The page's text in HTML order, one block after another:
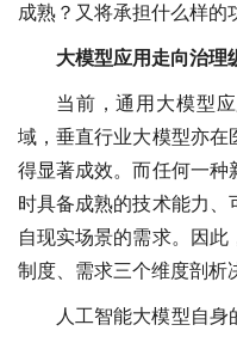
成熟？又将承担什么样的
大模型应用走向治理
当前，通用大模型
域，垂直行业大模型亦在
得显著成效。而任何一种
时具备成熟的技术能力
自现实场景的需求。因此
制度、需求三个维度剖析
人工智能大模型自身